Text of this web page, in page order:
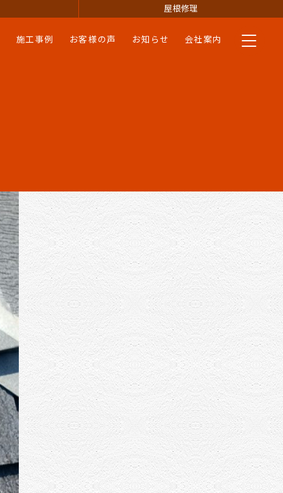
屋根修理
施工事例 お客様の声 お知らせ 会社案内